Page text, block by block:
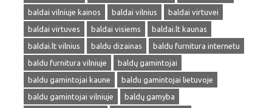
baldai vilniuje kainos
baldai vilnius
baldai virtuvei
baldai virtuves
baldai visiems
baldai.lt kaunas
baldai.lt vilnius
baldu dizainas
baldu furnitura internetu
baldu furnitura vilniuje
baldų gamintojai
baldu gamintojai kaune
baldu gamintojai lietuvoje
baldu gamintojai vilniuje
baldų gamyba